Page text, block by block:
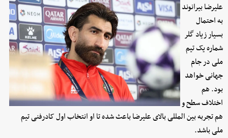
علیرضا بیرانوند
به احتمال
بسیار زیاد گلر
شماره یک تیم
ملی در جام
جهانی خواهد
بود. هم‌
اختلاف سطح و
هم تجربه بین المللی بالای علیرضا باعث شده تا او انتخاب اول کادرفنی تیم
ملی باشد.